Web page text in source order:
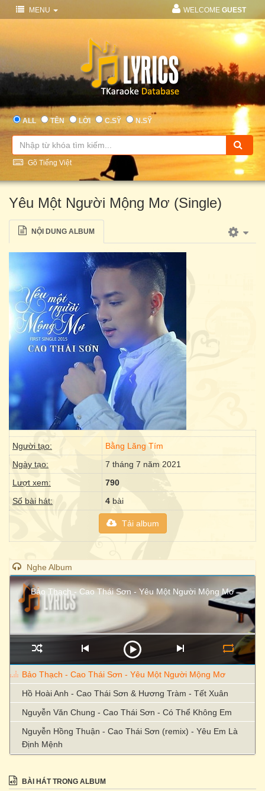
MENU WELCOME GUEST
ALL TÊN LỜI C.SỸ N.SỸ
Gõ Tiếng Việt
Yêu Một Người Mộng Mơ (Single)
NỘI DUNG ALBUM
Người tạo:
Bằng Lăng Tím
Ngày tạo:
7 tháng 7 năm 2021
Lượt xem:
790
Số bài hát:
4 bài
Tải album
Nghe Album
Bảo Thạch - Cao Thái Sơn - Yêu Một Người Mộng Mơ
Bảo Thạch - Cao Thái Sơn - Yêu Một Người Mộng Mơ
Hồ Hoài Anh - Cao Thái Sơn & Hương Tràm - Tết Xuân
Nguyễn Văn Chung - Cao Thái Sơn - Có Thể Không Em
Nguyễn Hồng Thuận - Cao Thái Sơn (remix) - Yêu Em Là
Định Mệnh
BÀI HÁT TRONG ALBUM